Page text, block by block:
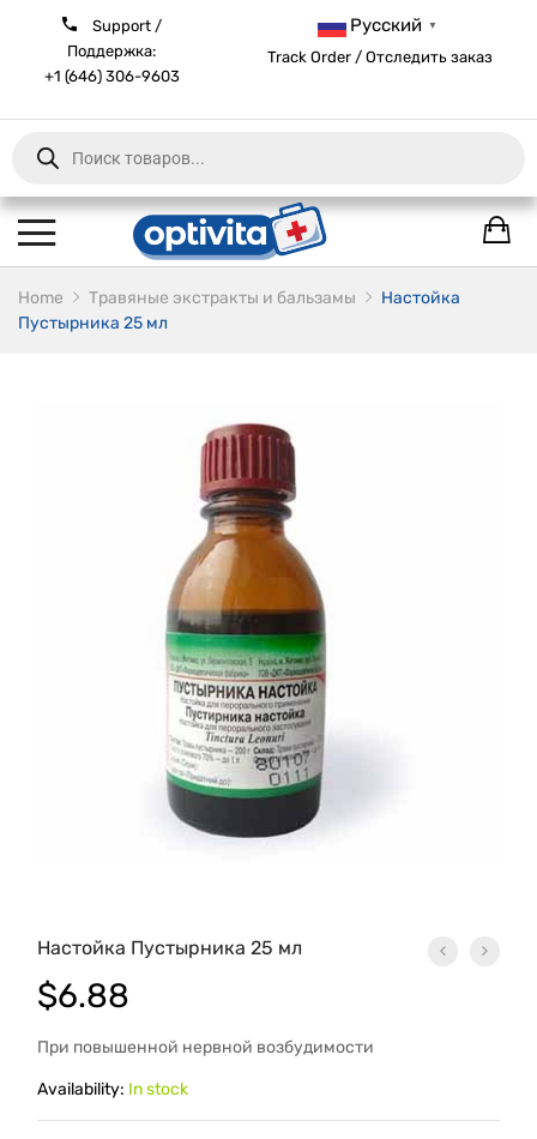
Support /
Поддержка:
+1 (646) 306-9603
Русский ▼
Track Order / Отследить заказ
Products
search
Home Травяные экстракты и бальзамы
Настойка
Пустырника 25 мл
Настойка Пустырника 25 мл
$6.88
При повышенной нервной возбудимости
Availability: In stock